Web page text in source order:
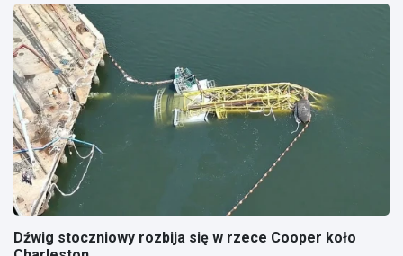
Dźwig stoczniowy rozbija się w rzece Cooper koło